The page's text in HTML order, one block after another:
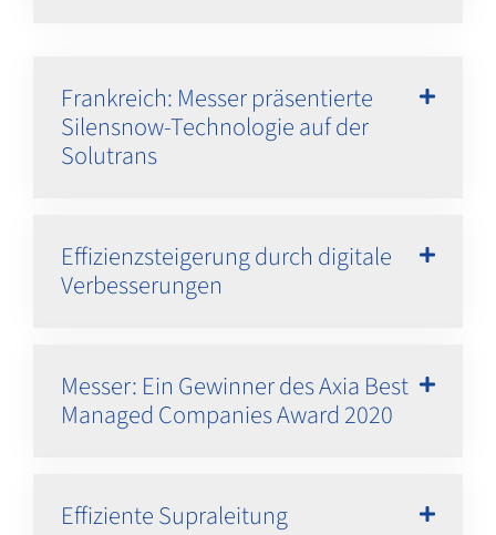
Frankreich: Messer präsentierte
Silensnow-Technologie auf der
Solutrans
Effizienzsteigerung durch digitale
Verbesserungen
Messer: Ein Gewinner des Axia Best
Managed Companies Award 2020
Effiziente Supraleitung